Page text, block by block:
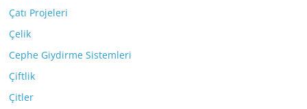
Çatı Projeleri
Çelik
Cephe Giydirme Sistemleri
Çiftlik
Çitler